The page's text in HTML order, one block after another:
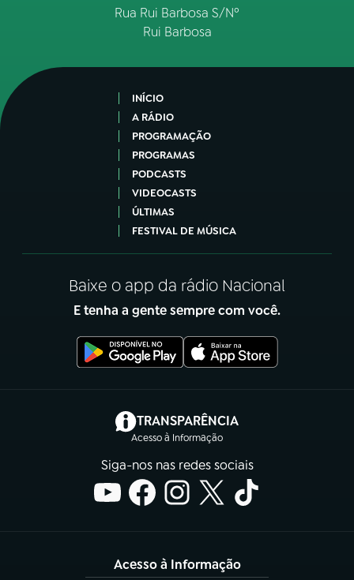
Rua Rui Barbosa S/Nº
Rui Barbosa
INÍCIO
A RÁDIO
PROGRAMAÇÃO
PROGRAMAS
PODCASTS
VIDEOCASTS
ÚLTIMAS
FESTIVAL DE MÚSICA
Baixe o app da rádio Nacional
E tenha a gente sempre com você.
TRANSPARÊNCIA
Acesso à Informação
(abre em nova aba)
Siga-nos nas redes sociais
Acesso à Informação